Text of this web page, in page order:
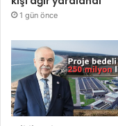
1 gün önce